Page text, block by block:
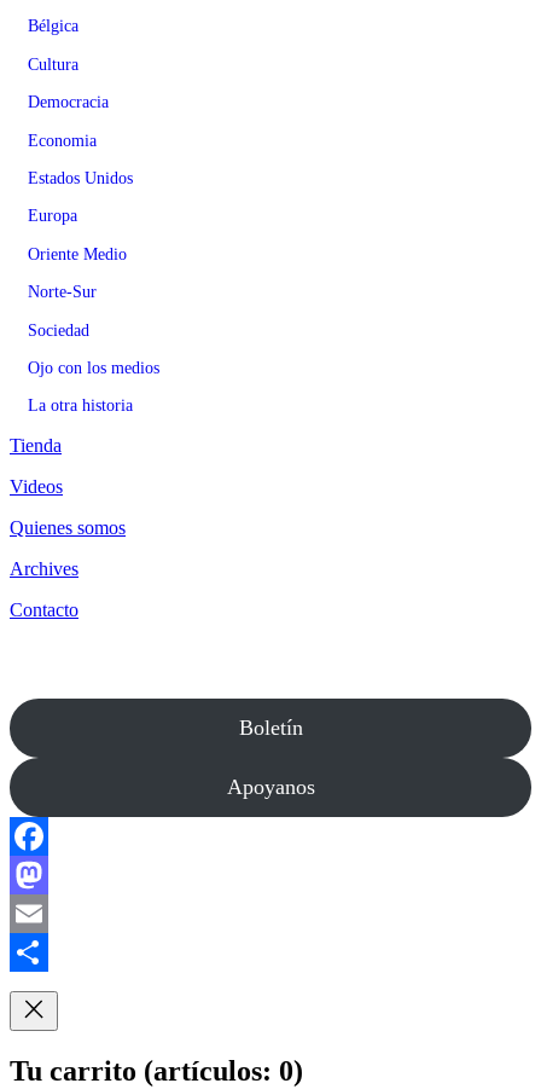
Bélgica
Cultura
Democracia
Economia
Estados Unidos
Europa
Oriente Medio
Norte-Sur
Sociedad
Ojo con los medios
La otra historia
Tienda
Videos
Quienes somos
Archives
Contacto
Boletín
Apoyanos
Facebook
Mastodon
Email
Compartir
Tu carrito (artículos: 0)